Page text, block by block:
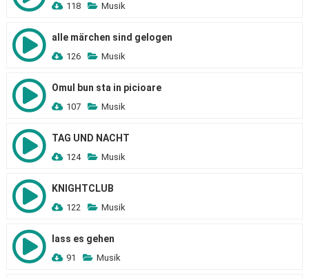
118 Musik
alle märchen sind gelogen
126 Musik
Omul bun sta in picioare
107 Musik
TAG UND NACHT
124 Musik
KNIGHTCLUB
122 Musik
lass es gehen
91 Musik